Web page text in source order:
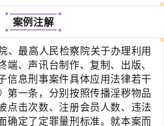
案例注解
最高人民检察院关于办理利用
端、声讯台制作、复制、出版、
信息刑事案件具体应用法律若干
第一条，分别按照传播淫秽物品
点击次数、注册会员人数、违法
确定了定罪量刑标准。就本案而